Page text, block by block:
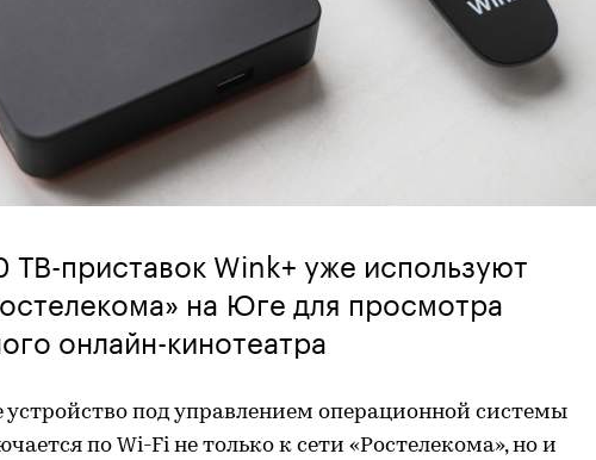
ТВ-приставок Wink+ уже используют
на Юге для просмотра
онлайн-кинотеатра
устройство под управлением операционной системы
по Wi-Fi не только к сети «Ростелекома», но и